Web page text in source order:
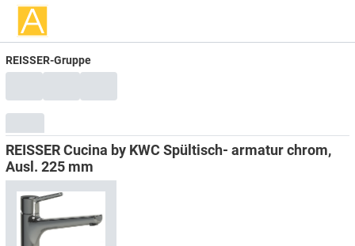
REISSER-Gruppe
REISSER Cucina by KWC Spültisch- armatur chrom,
Ausl. 225 mm